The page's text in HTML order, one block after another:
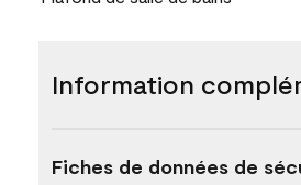
Information
Fiches de données de